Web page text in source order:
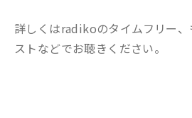
詳しくはradikoのタイムフリー
ストなどでお聴きください。